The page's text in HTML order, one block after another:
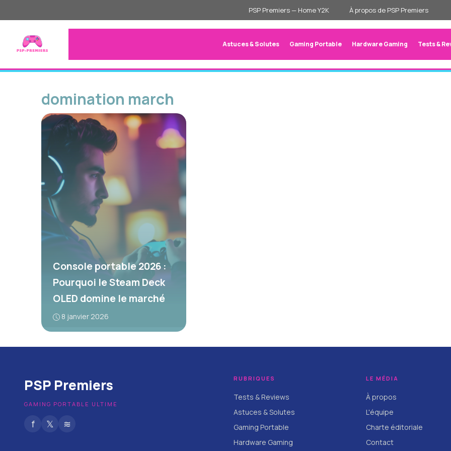
au
contenu
PSP Premiers — Home Y2K À propos de PSP Premiers
Astuces & Solutes Gaming Portable Hardware Gaming Tests &
domination march
Console portable 2026 :
Pourquoi le Steam Deck
OLED domine le marché
8 janvier 2026
PSP Premiers
GAMING PORTABLE ULTIME
f 𝕏 ≋
RUBRIQUES
Tests & Reviews
Astuces & Solutes
Gaming Portable
Hardware Gaming
LE MÉDIA
À propos
L'équipe
Charte éditoriale
Contact